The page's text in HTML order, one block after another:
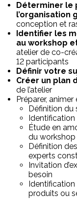
Déterminer le
l’organisation
conception et
Identifier les
au workshop
atelier de co-
12 participants
Définir votre
Créer un plan
de l’atelier
Préparer,
Définition du
Étude en
du workshop
Définition
experts
Invitation
besoin
produits ou